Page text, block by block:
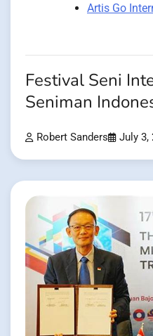
Artis Go
Festival Seni
Seniman
Robert Sanders July 3,